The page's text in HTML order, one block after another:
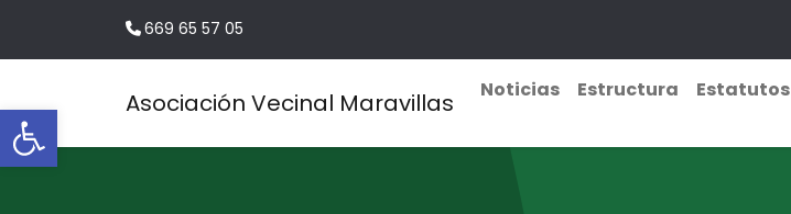
Abrir barra de herramientas
669 65 57 05
Navegación principal
Asociación Vecinal Maravillas Noticias Estructura Estatutos